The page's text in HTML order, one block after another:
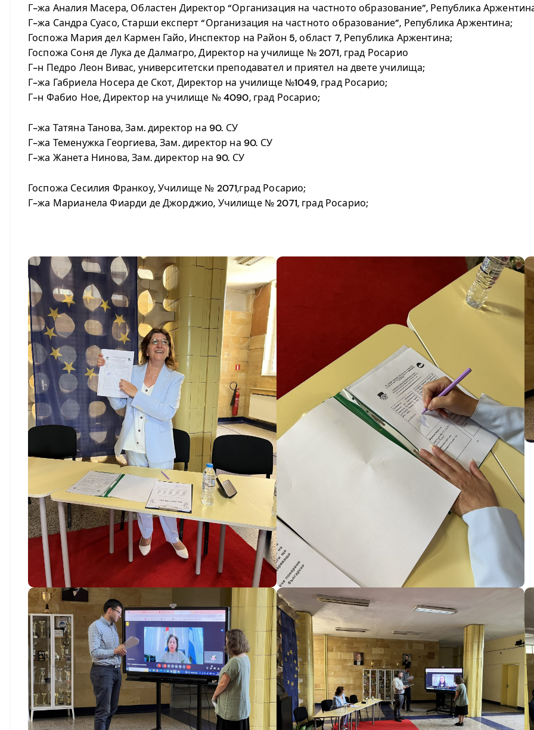
Г-жа Аналия Масера, Областен Директор “Организация на частното образование”, Република
Г-жа Сандра Суасо, Старши експерт “Организация на частното образование”, Република Аржентина;
Госпожа Мария дел Кармен Гайо, Инспектор на Район 5, област 7, Република Аржентина;
Госпожа Соня де Лука де Далмагро, Директор на училище № 2071, град Росарио
Г-н Педро Леон Вивас, университетски преподавател и приятел на двете училища;
Г-жа Габриела Носера де Скот, Директор на училище №1049, град Росарио;
Г-н Фабио Ное, Директор на училище № 4090, град Росарио;
Г-жа Татяна Танова, Зам. директор на 90. СУ
Г-жа Теменужка Георгиева, Зам. директор на 90. СУ
Г-жа Жанета Нинова, Зам. директор на 90. СУ
Госпожа Сесилия Франкоу, Училище № 2071,град Росарио;
Г-жа Марианела Фиарди де Джорджио, Училище № 2071, град Росарио;